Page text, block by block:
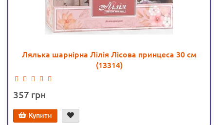
Лялька шарнірна Лілія Лісова принцеса 30 см
(13314)
357
Купити